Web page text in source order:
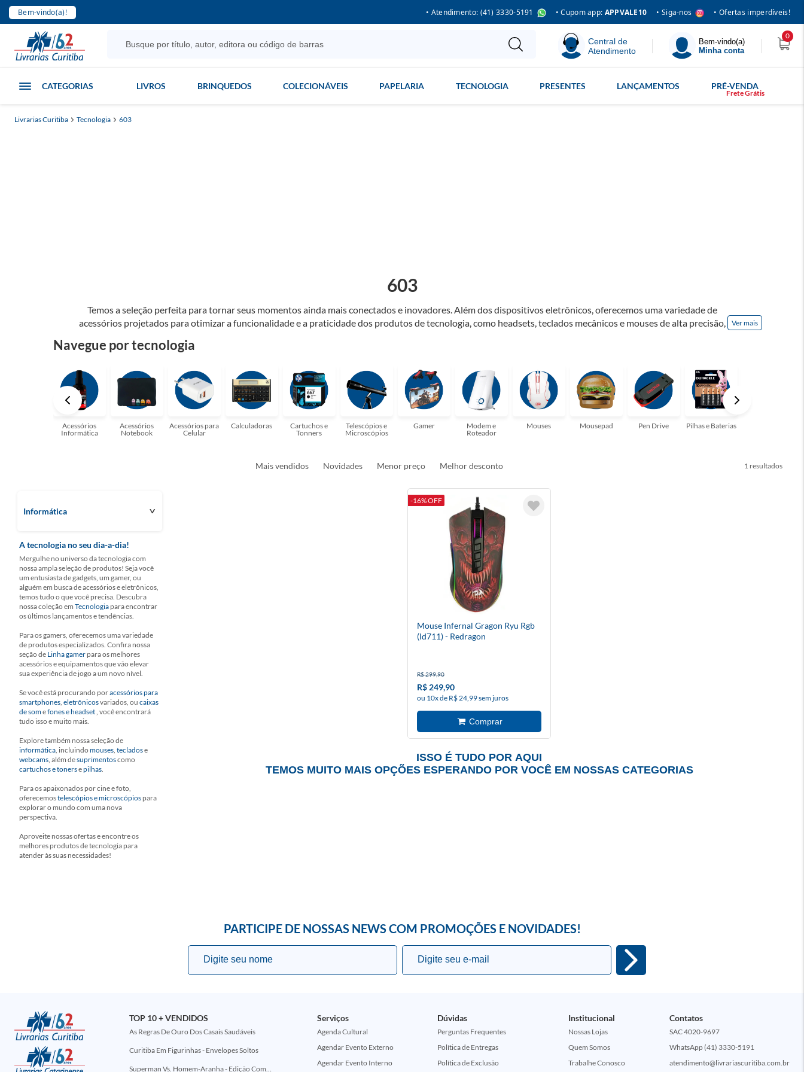
Bem-vindo(a)! • Atendimento: (41) 3330-5191 • Cupom app: APPVALE10 • Siga-nos • Ofertas imperdíveis!
Central de
Atendimento
Bem-vindo(a)
Minha conta
0
CATEGORIAS LIVROS BRINQUEDOS COLECIONÁVEIS PAPELARIA TECNOLOGIA PRESENTES LANÇAMENTOS PRÉ-VENDA
Livrarias Curitiba Tecnologia 603
Temos a seleção perfeita para tornar seus momentos ainda mais conectados e inovadores. Além dos dispositivos eletrônicos, oferecemos uma variedade de
acessórios projetados para otimizar a funcionalidade e a praticidade dos produtos de tecnologia, como headsets, teclados mecânicos e mouses de alta precisão,
surpreender com as possibilidades! Faça parte dessa jornada tecnológica conosco e desfrute de uma experiência única de conexão.
Ver mais
603
Navegue por tecnologia
Acessórios
Informática
Acessórios
Notebook
Acessórios para
Celular
Calculadoras
Cartuchos e
Tonners
Telescópios e
Microscópios
Gamer
Modem e
Roteador
Mouses Mousepad Pen Drive Pilhas e Baterias
Mais vendidos Novidades Menor preço Melhor desconto 1
Informática
A tecnologia no seu dia-a-dia!
Mergulhe no universo da tecnologia com
nossa ampla seleção de produtos! Seja você
um entusiasta de gadgets, um gamer, ou
alguém em busca de acessórios e eletrônicos,
temos tudo o que você precisa. Descubra
nossa coleção em Tecnologia para encontrar
os últimos lançamentos e tendências.
Para os gamers, oferecemos uma variedade
de produtos especializados. Confira nossa
seção de Linha gamer para os melhores
acessórios e equipamentos que vão elevar
sua experiência de jogo a um novo nível.
Se você está procurando poracessórios para
smartphones, eletrônicosvariados, ou caixas
de somefones e headset, você encontrará
tudo isso e muito mais.
Explore também nossa seleção de
informática, incluindomouses, tecladose
webcams, além desuprimentoscomo
cartuchos e tonersepilhas.
Para os apaixonados por cine e foto,
oferecemostelescópios e microscópios para
explorar o mundo com uma nova
perspectiva.
Aproveite nossas ofertas e encontre os
melhores produtos de tecnologia para
atender às suas necessidades!
-16% OFF
Mouse Infernal Gragon Ryu Rgb
(Id711) - Redragon
R$ 299,90
R$ 249,90
ou 10x de R$ 24,99 sem juros
ISSO É TUDO POR AQUI
TEMOS MUITO MAIS OPÇÕES ESPERANDO POR VOCÊ EM NOSSAS CATEGORIAS
PARTICIPE DE NOSSAS NEWS COM PROMOÇÕES E NOVIDADES!
TOP 10 + VENDIDOS
As Regras De Ouro Dos Casais Saudáveis
Curitiba Em Figurinhas - Envelopes Soltos
Superman Vs. Homem-Aranha - Edição Comemorativa 50 Anos (Encontros Clássicos Dc E Marvel)
Serviços
Agenda Cultural
Agendar Evento Externo
Agendar Evento Interno
Dúvidas
Perguntas Frequentes
Política de Entregas
Política de Exclusão
Institucional
Nossas Lojas
Quem Somos
Trabalhe Conosco
Contatos
SAC 4020-9697
WhatsApp (41) 3330-5191
atendimento@livrariascuritiba.com.br